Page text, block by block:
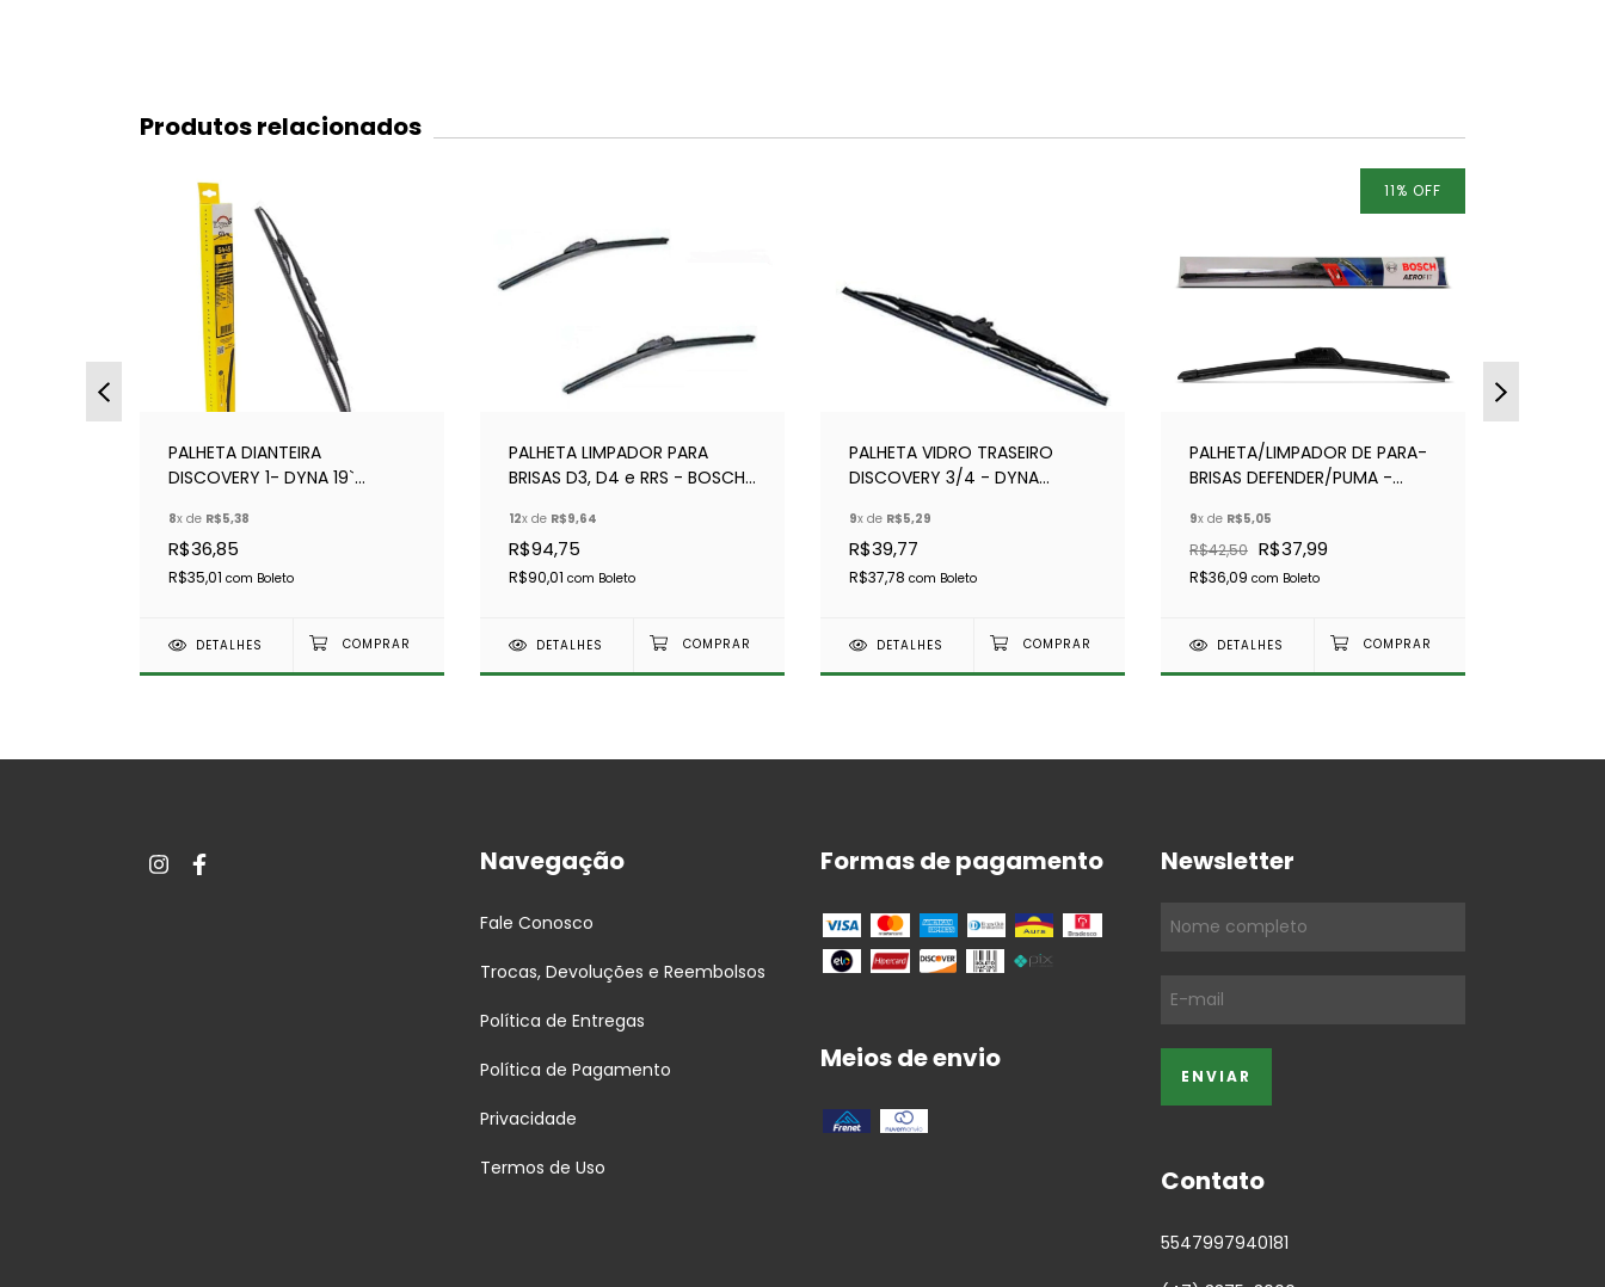
Produtos relacionados
PALHETA DIANTEIRA
DISCOVERY 1- DYNA 19`
BORRACHA)-AMR1805
8x de R$5,38
R$36,85
R$35,01 com Boleto
DETALHES
PALHETA LIMPADOR PARA
BRISAS D3, D4 e RRS - BOSCH
12x de R$9,64
R$94,75
R$90,01 com Boleto
DETALHES
PALHETA VIDRO TRASEIRO
DISCOVERY 3/4 - DYNA
9x de R$5,29
R$39,77
R$37,78 com Boleto
DETALHES
11% OFF
PALHETA/LIMPADOR DE PARA-
BRISAS DEFENDER/PUMA -
9x de R$5,05
R$42,50 R$37,99
R$36,09 com Boleto
DETALHES
Navegação
Fale Conosco
Trocas, Devoluções e Reembolsos
Política de Entregas
Política de Pagamento
Privacidade
Termos de Uso
Formas de pagamento
Meios de envio
Newsletter
Contato
5547997940181